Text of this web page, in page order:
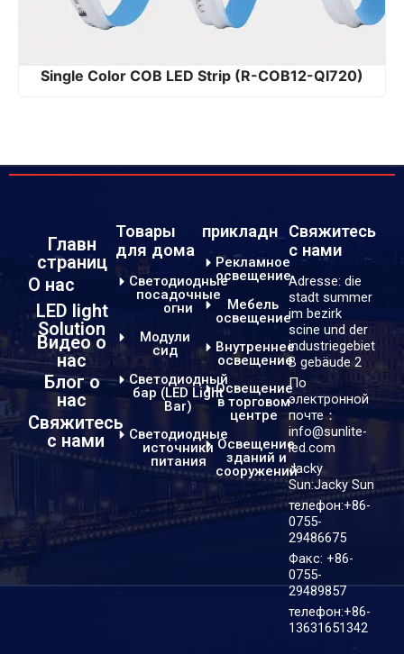
Single Color COB LED Strip (R-COB12-QI720)
Главн
страниц
О нас
LED light
Solution
Видео о
нас
Блог о
нас
Свяжитесь
с нами
Товары
для дома
Светодиодные
посадочные
огни
Модули
сид
Светодиодный
бар (LED Light
Bar)
Светодиодные
источники
питания
прикладн
Рекламное
освещение
Мебель
освещение
Внутреннее
освещение
Освещение
в торговом
центре
Освещение
зданий и
сооружений
Свяжитесь
с нами
Adresse: die
stadt summer
im bezirk
scine und der
industriegebiet
B gebäude 2
По
электронной
почте：
info@sunlite-
led.com
Jacky
Sun:Jacky Sun
телефон:+86-
0755-
29486675
Факс: +86-
0755-
29489857
телефон:+86-
13631651342